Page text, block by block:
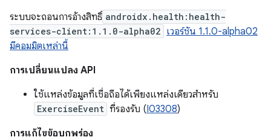
ระบบจะถอนการอ้างสิทธิ์ androidx.health:health-
services-client:1.1.0-alpha02 เวอร์ชัน 1.1.0-alpha02
มีคอมมิตเหล่านี้
การเปลี่ยนแปลง API
ใช้แหล่งข้อมูลที่เชื่อถือได้เพียงแหล่งเดียวสำหรับ
ExerciseEvent ที่รองรับ (I03308)
การแก้ไขข้อบกพร่อง